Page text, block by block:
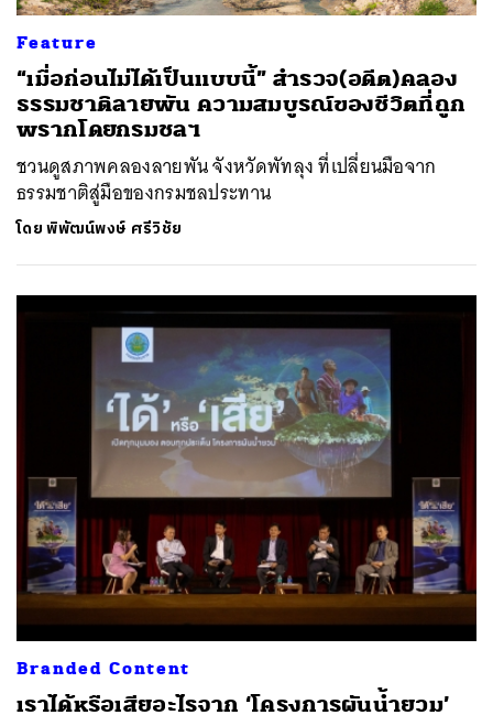
Feature
“เมื่อก่อนไม่ได้เป็นแบบนี้” สำรวจ(อดีต)คลอง
ธรรมชาติลายพัน ความสมบูรณ์ของชีวิตที่ถูก
พรากโดยกรมชลฯ
ชวนดูสภาพคลองลายพัน จังหวัดพัทลุง ที่เปลี่ยนมือจาก
ธรรมชาติสู่มือของกรมชลประทาน
โดยพิพัฒน์พงษ์ ศรีวิชัย
Branded Content
เราได้หรือเสียอะไรจาก ‘โครงการผันน้ำยวม’